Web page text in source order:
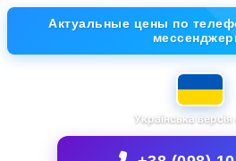
Актуальные цены по
Українська версія